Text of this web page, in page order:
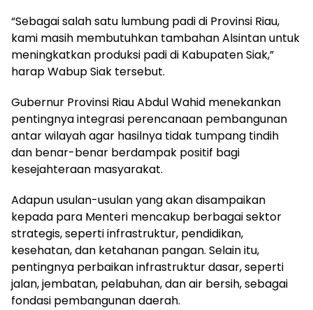
“Sebagai salah satu lumbung padi di Provinsi Riau,
kami masih membutuhkan tambahan Alsintan untuk
meningkatkan produksi padi di Kabupaten Siak,”
harap Wabup Siak tersebut.
Gubernur Provinsi Riau Abdul Wahid menekankan
pentingnya integrasi perencanaan pembangunan
antar wilayah agar hasilnya tidak tumpang tindih
dan benar-benar berdampak positif bagi
kesejahteraan masyarakat.
Adapun usulan-usulan yang akan disampaikan
kepada para Menteri mencakup berbagai sektor
strategis, seperti infrastruktur, pendidikan,
kesehatan, dan ketahanan pangan. Selain itu,
pentingnya perbaikan infrastruktur dasar, seperti
jalan, jembatan, pelabuhan, dan air bersih, sebagai
fondasi pembangunan daerah.